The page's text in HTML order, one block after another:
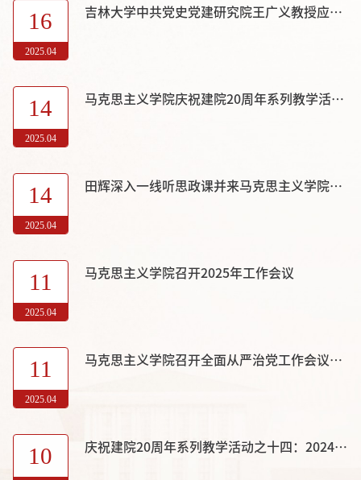
16
2025.04
吉林大学中共党史党建研究院王广义教授应邀参加“习近平总书记关于党史重要论述与建构中国自主的中共党史党建学知识体系学术研讨会”
14
2025.04
马克思主义学院庆祝建院20周年系列教学活动之十五：吉林大学马克思主义学院与武汉大学马克思主义学院开展交流座谈会
14
2025.04
田辉深入一线听思政课并来马克思主义学院调研
11
2025.04
马克思主义学院召开2025年工作会议
11
2025.04
马克思主义学院召开全面从严治党工作会议暨警示教育大会
10 庆祝建院20周年系列教学活动之十四：2024-2025第二学期《习近平新时代中国特色社会主义思想概论》课程集体备课会（第二场）